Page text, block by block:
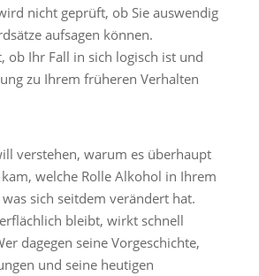
nicht geprüft, ob Sie auswendig
aufsagen können.
ob Ihr Fall in sich logisch ist und
zu Ihrem früheren Verhalten
verstehen, warum es überhaupt
welche Rolle Alkohol in Ihrem
sich seitdem verändert hat.
bleibt, wirkt schnell
dagegen seine Vorgeschichte,
und seine heutigen